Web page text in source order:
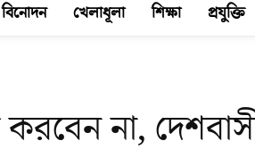
বিনোদন খেলাধূলা শিক্ষা প্রযুক্তি
না,